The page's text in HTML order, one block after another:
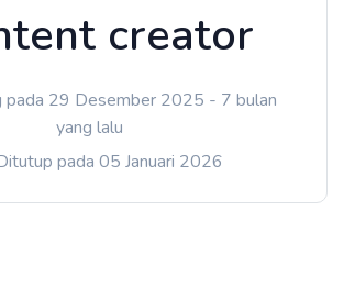
creator
pada 29 Desember 2025 - 7 bulan
yang lalu
pada 05 Januari 2026